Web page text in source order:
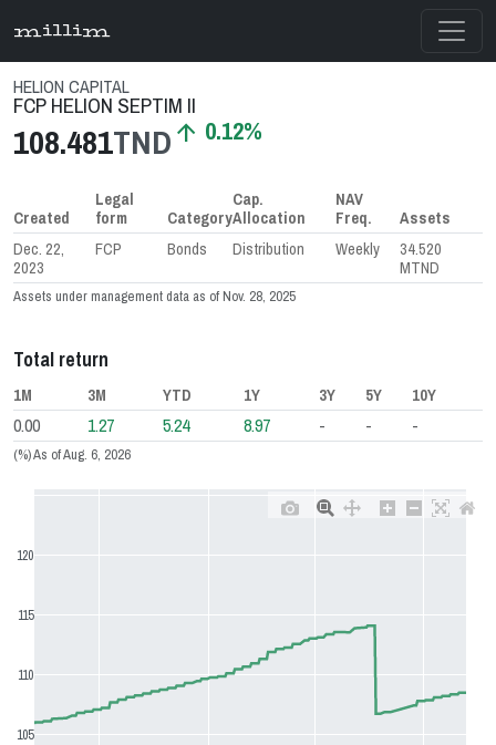
millim
HELION CAPITAL
FCP HELION SEPTIM II
108.481TND arrow_upward 0.12%
Assets under management data as of Nov. 28, 2025
Created
Legal
form
Category
Cap.
Allocation
NAV
Freq.
Assets
Dec. 22,
2023
FCP Bonds Distribution Weekly
34.520
MTND
Total return
(%) As of Aug. 6, 2026
1M 3M YTD 1Y 3Y 5Y 10Y
0.00 1.27 5.24 8.97 - - -
105
110
115
120